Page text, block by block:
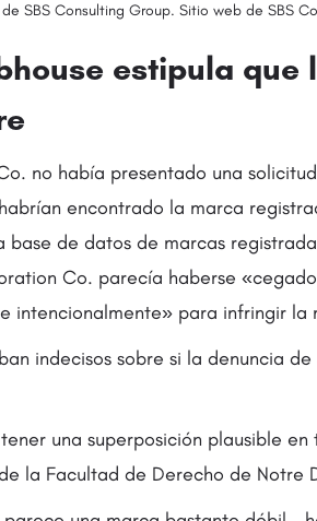
SBS Consulting Group. Sitio web de SBS
estipula que
no había presentado una
encontrado la marca
base de datos de marcas
Co. parecía haberse «cegado
intencionalmente» para infringir la
indecisos sobre si la denuncia de
una superposición plausible en
la Facultad de Derecho de Notre